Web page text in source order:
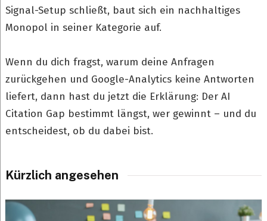
Signal-Setup schließt, baut sich ein nachhaltiges
Monopol in seiner Kategorie auf.
Wenn du dich fragst, warum deine Anfragen
zurückgehen und Google-Analytics keine Antworten
liefert, dann hast du jetzt die Erklärung: Der AI
Citation Gap bestimmt längst, wer gewinnt – und du
entscheidest, ob du dabei bist.
Kürzlich angesehen